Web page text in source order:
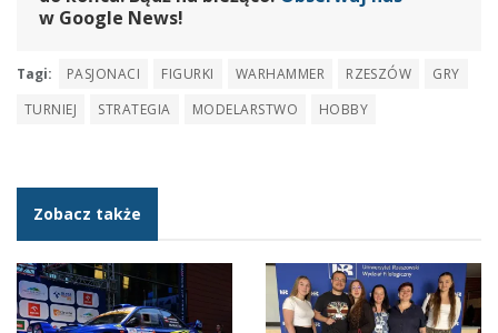
w Google News!
Tagi: PASJONACI FIGURKI WARHAMMER RZESZÓW
GRY
TURNIEJ
STRATEGIA MODELARSTWO HOBBY
Zobacz także